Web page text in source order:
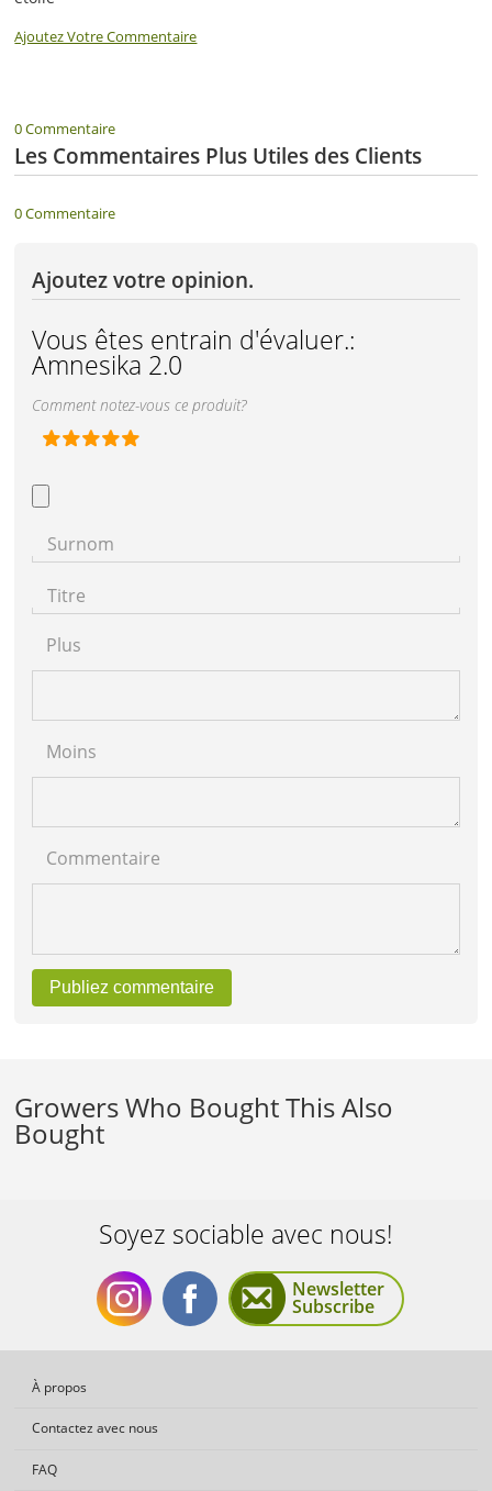
Ajoutez Votre Commentaire
0 Commentaire
Les Commentaires Plus Utiles des Clients
0 Commentaire
Ajoutez votre opinion.
Vous êtes entrain d'évaluer.:
Amnesika 2.0
Comment notez-vous ce produit?
Surnom
Titre
Plus
Moins
Commentaire
Publiez commentaire
Growers Who Bought This Also
Bought
Soyez sociable avec nous!
SoyezSoyez
Newsletter
Subscribe
À propos
Contactez avec nous
FAQ